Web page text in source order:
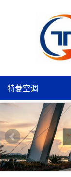
特菱空调